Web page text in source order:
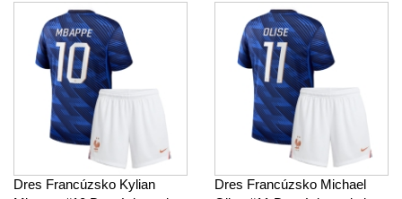
Dres Francúzsko Kylian
Dres Francúzsko Michael